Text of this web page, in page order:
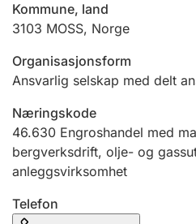
Ektepaktveileder
Offentlig sektor
Andre tema
Kommune, land
3103 MOSS, Norge
Organisasjonsform
Ansvarlig selskap med delt
Næringskode
46.630 Engroshandel med
bergverksdrift, olje- og
anleggsvirksomhet
Telefon